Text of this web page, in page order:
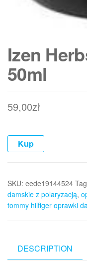
Izen
50ml
59,00zł
Kup
SKU: eede19144524
damskie z polaryzacją,
tommy hilfiger oprawki
DESCRIPTION